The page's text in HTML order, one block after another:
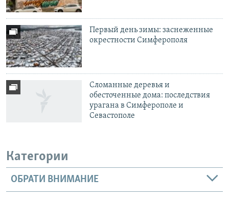
Первый день зимы: заснеженные
окрестности Симферополя
Сломанные деревья и
обесточенные дома: последствия
урагана в Симферополе и
Севастополе
Категории
ОБРАТИ ВНИМАНИЕ